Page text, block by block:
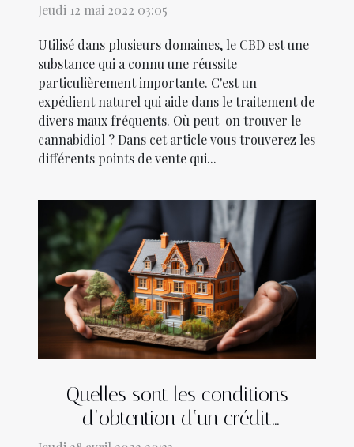
Jeudi 12 mai 2022 03:05
Utilisé dans plusieurs domaines, le CBD est une
substance qui a connu une réussite
particulièrement importante. C'est un
expédient naturel qui aide dans le traitement de
divers maux fréquents. Où peut-on trouver le
cannabidiol ? Dans cet article vous trouverez les
différents points de vente qui...
Quelles sont les conditions
d’obtention d‘un crédit
immobilier ?